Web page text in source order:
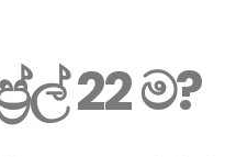
22 ම?